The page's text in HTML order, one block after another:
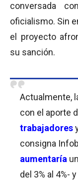
conversada con
oficialismo. Sin
el proyecto
su sanción.
Actualmente,
con el aporte
trabajadores
consigna
aumentaría
del 3% al 4%-